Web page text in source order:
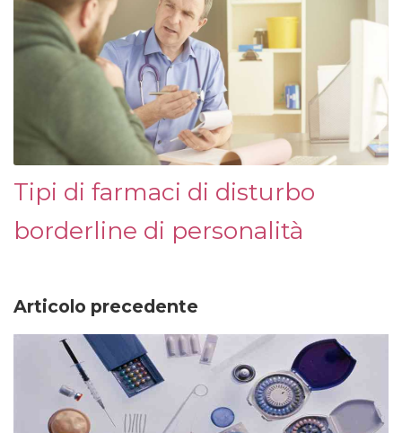
Tipi di farmaci di disturbo
borderline di personalità
Articolo precedente